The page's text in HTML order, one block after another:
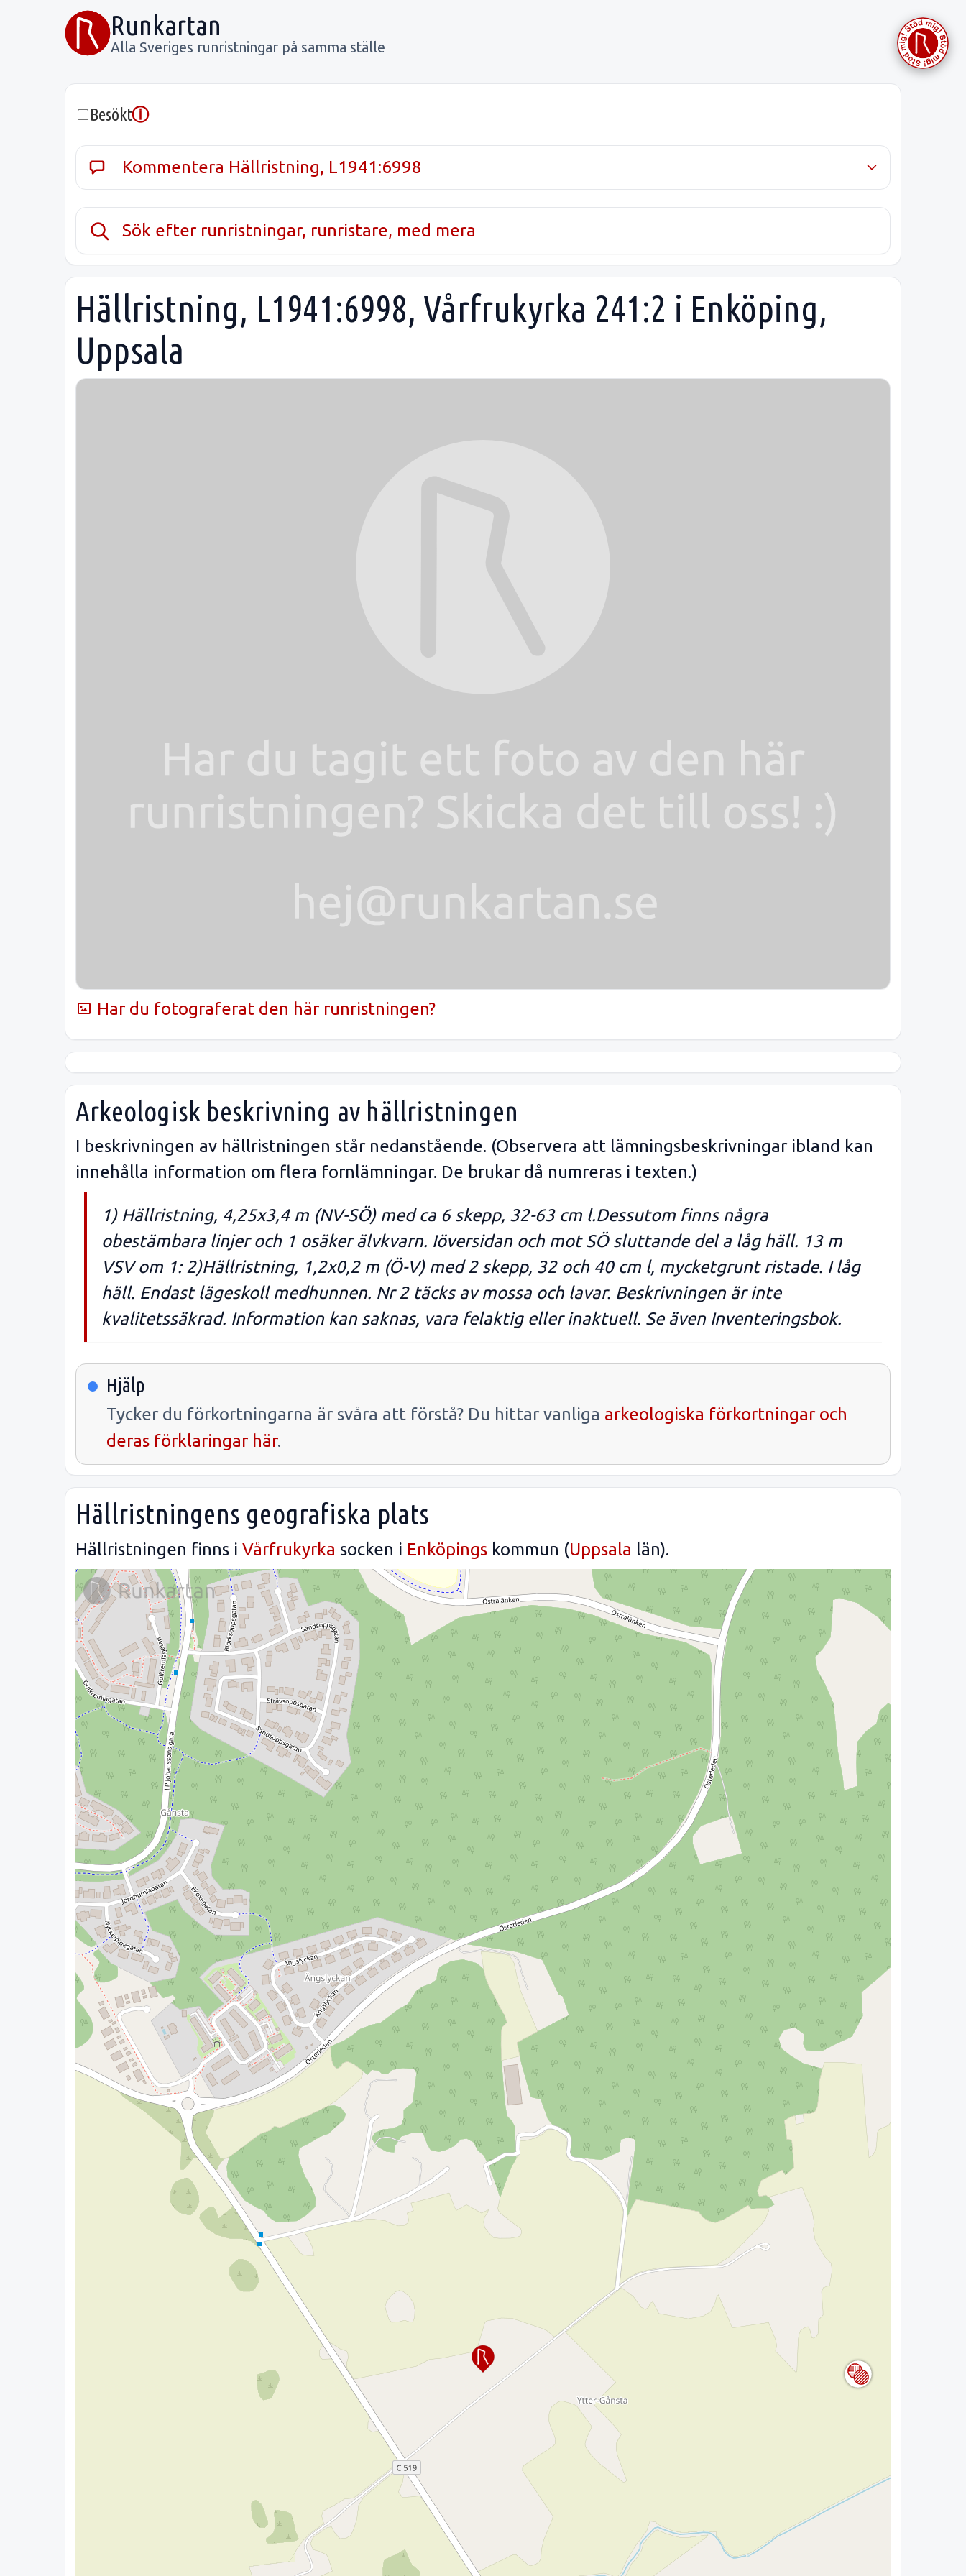
Runkartan
Alla Sveriges runristningar på samma ställe
Besöktⓘ
Kommentera Hällristning, L1941:6998
Sök efter runristningar, runristare, med mera
Hällristning, L1941:6998, Vårfrukyrka 241:2 i Enköping,
Uppsala
Har du fotograferat den här runristningen?
Arkeologisk beskrivning av hällristningen
I beskrivningen av hällristningen står nedanstående. (Observera att lämningsbeskrivningar ibland kan
innehålla information om flera fornlämningar. De brukar då numreras i texten.)
1) Hällristning, 4,25x3,4 m (NV-SÖ) med ca 6 skepp, 32-63 cm l.Dessutom finns några
obestämbara linjer och 1 osäker älvkvarn. Iöversidan och mot SÖ sluttande del a låg häll. 13 m
VSV om 1: 2)Hällristning, 1,2x0,2 m (Ö-V) med 2 skepp, 32 och 40 cm l, mycketgrunt ristade. I låg
häll. Endast lägeskoll medhunnen. Nr 2 täcks av mossa och lavar. Beskrivningen är inte
kvalitetssäkrad. Information kan saknas, vara felaktig eller inaktuell. Se även Inventeringsbok.
Hjälp
Tycker du förkortningarna är svåra att förstå? Du hittar vanliga arkeologiska förkortningar och
deras förklaringar här.
Hällristningens geografiska plats
Hällristningen finns i Vårfrukyrka socken i Enköpings kommun (Uppsala län).